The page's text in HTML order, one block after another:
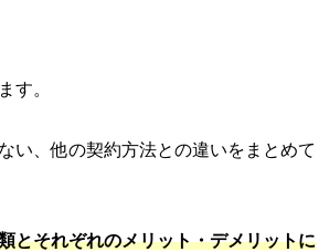
す。
い、他の契約方法との違いをまとめて
とそれぞれのメリット・デメリットに